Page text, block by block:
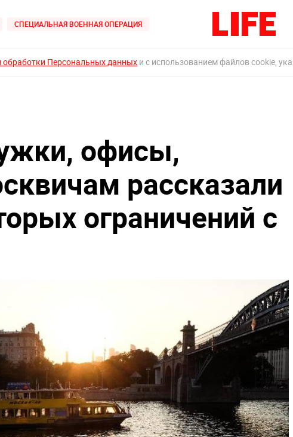
СПЕЦИАЛЬНАЯ ВОЕННАЯ ОПЕРАЦИЯ
обработки Персональных данных и с использованием файлов cookie,
офисы,
рассказали
ограничений с